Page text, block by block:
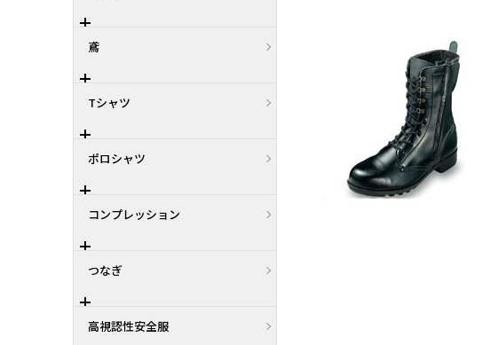
鳶
Tシャツ
ポロシャツ
コンプレッション
つなぎ
高視認性安全服